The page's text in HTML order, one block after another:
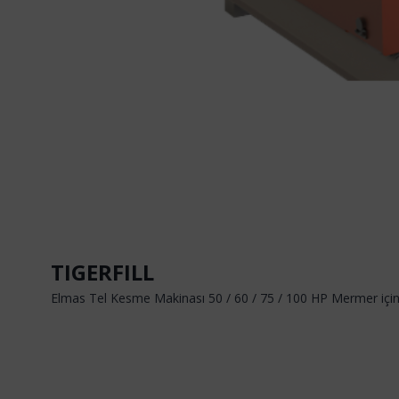
TIGERFILL
Elmas Tel Kesme Makinası 50 / 60 / 75 / 100 HP Mermer için